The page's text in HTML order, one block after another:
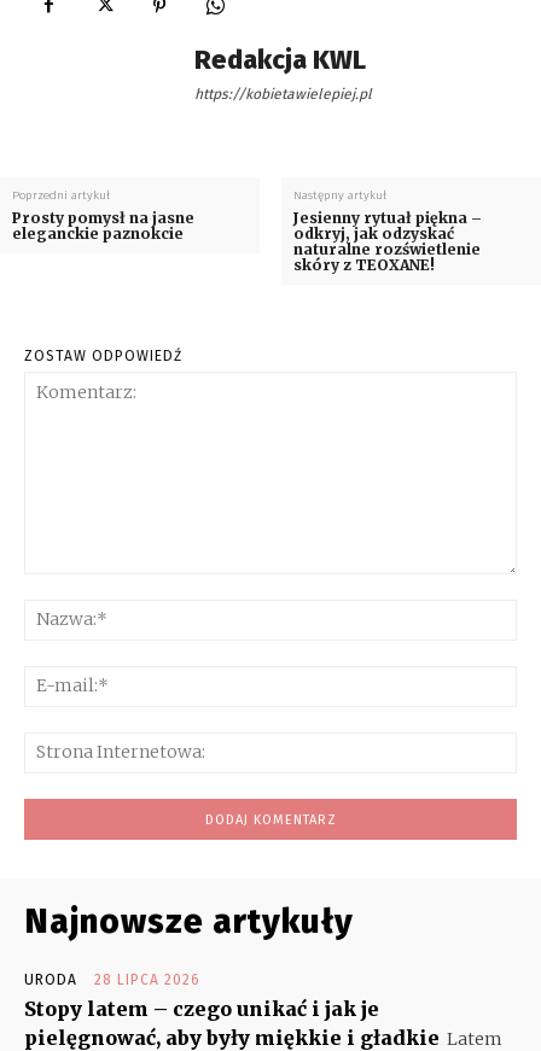
Redakcja KWL
https://kobietawielepiej.pl
Poprzedni artykuł
Prosty pomysł na jasne
eleganckie paznokcie
Następny artykuł
Jesienny rytuał piękna –
odkryj, jak odzyskać
naturalne rozświetlenie
skóry z TEOXANE!
ZOSTAW ODPOWIEDŹ
Najnowsze artykuły
URODA 28 LIPCA 2026
Stopy latem – czego unikać i jak je
pielęgnować, aby były miękkie i gładkie Latem